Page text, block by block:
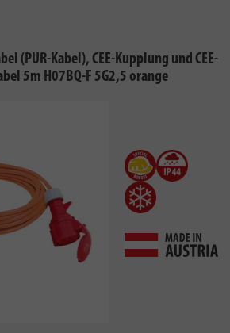
(PUR-Kabel), CEE-Kupplung und CEE-
5m H07BQ-F 5G2,5 orange